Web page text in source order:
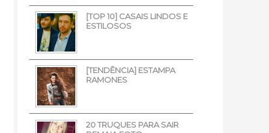
[TOP 10] CASAIS LINDOS E
ESTILOSOS
[TENDÊNCIA] ESTAMPA
RAMONES
20 TRUQUES PARA SAIR